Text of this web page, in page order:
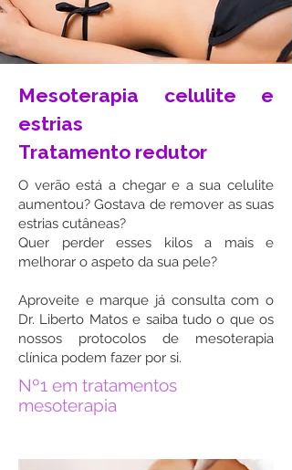
Mesoterapia celulite e
estrias
Tratamento redutor
O verão está a chegar e a sua celulite
aumentou? Gostava de remover as suas
estrias cutâneas?
Quer perder esses kilos a mais e
melhorar o aspeto da sua pele?
Aproveite e marque já consulta com o
Dr. Liberto Matos e saiba tudo o que os
nossos protocolos de mesoterapia
clínica podem fazer por si.
Nº1 em tratamentos
mesoterapia